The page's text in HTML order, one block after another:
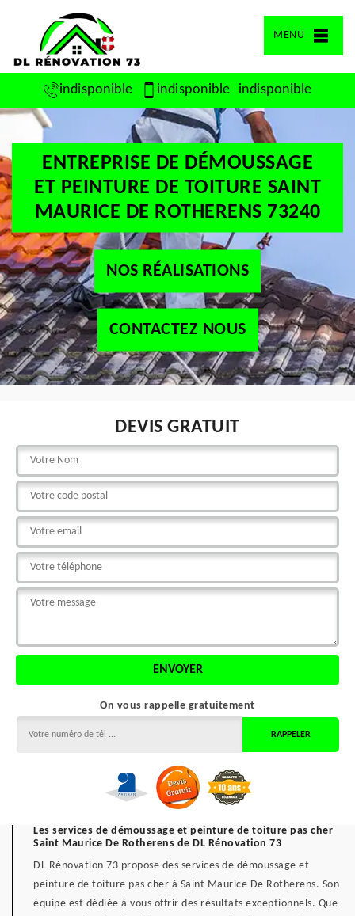
MENU
indisponible indisponible indisponible
ENTREPRISE DE DÉMOUSSAGE
ET PEINTURE DE TOITURE SAINT
MAURICE DE ROTHERENS 73240
NOS RÉALISATIONS
CONTACTEZ NOUS
DEVIS GRATUIT
On vous rappelle gratuitement
Les services de démoussage et peinture de toiture pas cher
Saint Maurice De Rotherens de DL Rénovation 73
DL Rénovation 73 propose des services de démoussage et
peinture de toiture pas cher à Saint Maurice De Rotherens. Son
équipe est dédiée à vous offrir des résultats exceptionnels. Que